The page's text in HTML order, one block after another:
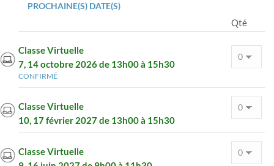
PROCHAINE(S) DATE(S)
Qté
Classe Virtuelle
7, 14 octobre 2026 de 13h00 à 15h30
CONFIRMÉ
Classe Virtuelle
10, 17 février 2027 de 13h00 à 15h30
Classe Virtuelle